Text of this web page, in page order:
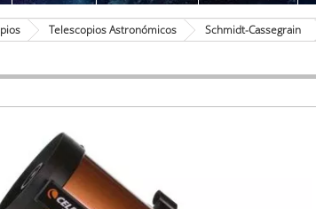
Telescopios Astronómicos Schmidt-Cassegrain